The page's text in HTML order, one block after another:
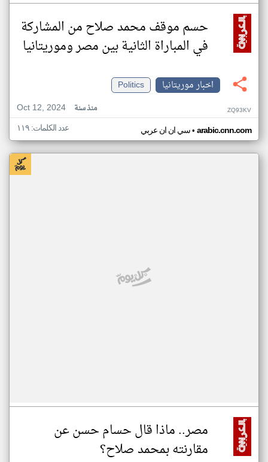
حسم موقف محمد صلاح من المشاركة
في المباراة الثانية بين مصر وموريتانيا
اخبار موريتانيا
Politics
Oct 12, 2024
منذ سنة ZQ93KV
سي ان ان عربي• arabic.cnn.com عدد الكلمات: ١١٩
مصر.. ماذا قال حسام حسن عن
مقارنته بمحمد صلاح؟